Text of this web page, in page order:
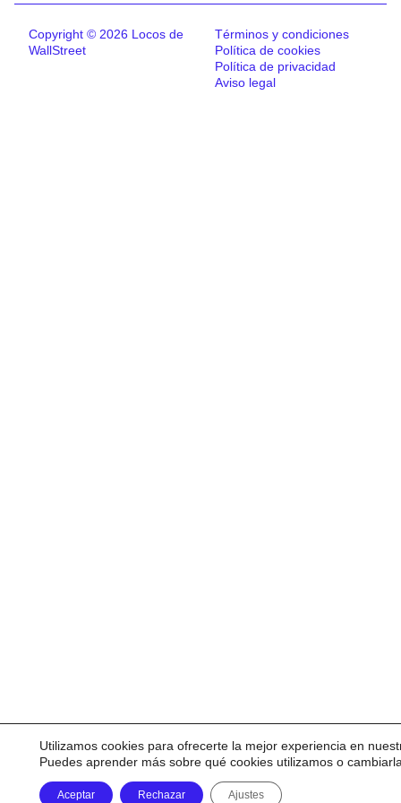
Copyright © 2026 Locos de
WallStreet
Términos y condiciones
Política de cookies
Política de privacidad
Aviso legal
Utilizamos cookies para ofrecerte la mejor experiencia en
Puedes aprender más sobre qué cookies utilizamos o
Aceptar Rechazar Ajustes